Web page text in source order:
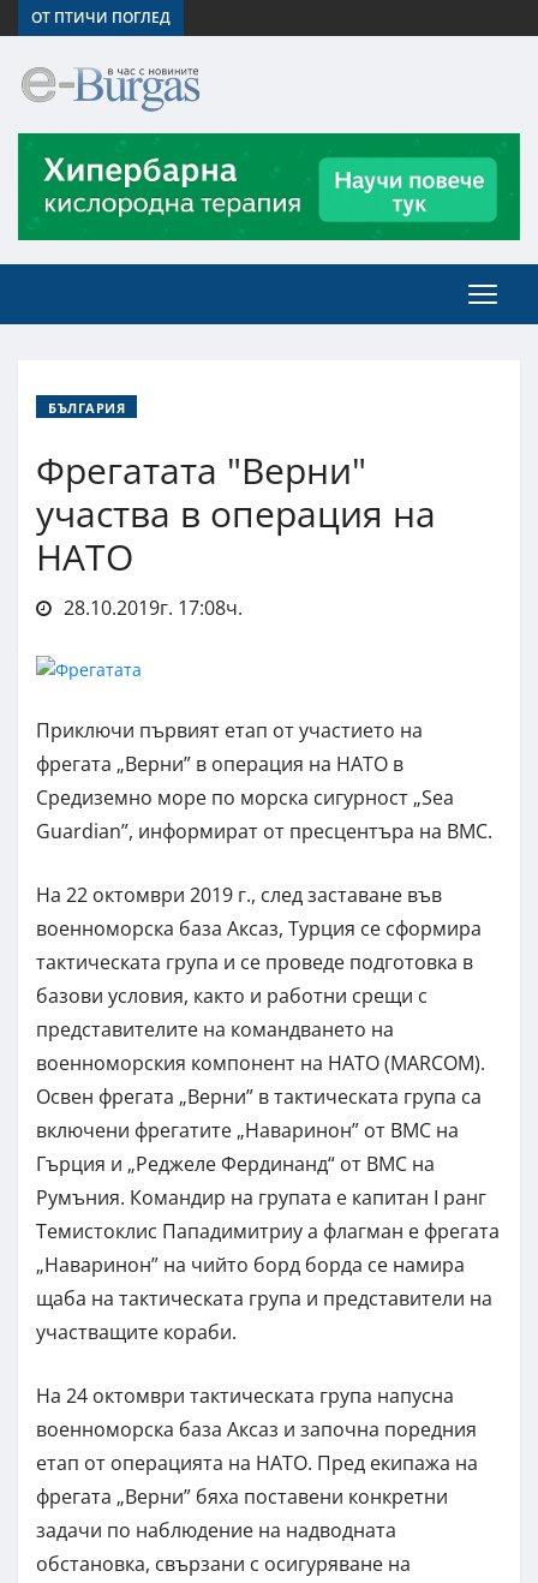
ОТ ПТИЧИ ПОГЛЕД
БЪЛГАРИЯ
Фрегатата "Верни"
участва в операция на
НАТО
28.10.2019г. 17:08ч.
Приключи първият етап от участието на
фрегата „Верни” в операция на НАТО в
Средиземно море по морска сигурност „Sea
Guardian”, информират от пресцентъра на ВМС.
На 22 октомври 2019 г., след заставане във
военноморска база Аксаз, Турция се сформира
тактическата група и се проведе подготовка в
базови условия, както и работни срещи с
представителите на командването на
военноморския компонент на НАТО (MARCOM).
Освен фрегата „Верни” в тактическата група са
включени фрегатите „Наваринон” от ВМС на
Гърция и „Реджеле Фердинанд“ от ВМС на
Румъния. Командир на групата е капитан I ранг
Темистоклис Пападимитриу а флагман е фрегата
„Наваринон” на чийто борд борда се намира
щаба на тактическата група и представители на
участващите кораби.
На 24 октомври тактическата група напусна
военноморска база Аксаз и започна поредния
етап от операцията на НАТО. Пред екипажа на
фрегата „Верни” бяха поставени конкретни
задачи по наблюдение на надводната
обстановка, свързани с осигуряване на